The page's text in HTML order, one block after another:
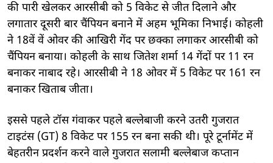
की पारी खेलकर आरसीबी को 5 विकेट से जीत दिलाने और
लगातार दूसरी बार चैंपियन बनाने में अहम भूमिका निभाई। कोहली
ने 18वें वें ओवर की आखिरी गेंद पर छक्का लगाकर आरसीबी को
चैंपियन बनाया। कोहली के साथ जितेश शर्मा 14 गेंदों पर 11 रन
बनाकर नाबाद रहे। आरसीबी ने 18 ओवर में 5 विकेट पर 161 रन
बनाकर खिताब जीता।
इससे पहले टॉस गंवाकर पहले बल्लेबाजी करने उतरी गुजरात
टाइटंस (GT) 8 विकेट पर 155 रन बना सकी थी। पूरे टूर्नामेंट में
बेहतरीन प्रदर्शन करने वाले गुजरात सलामी बल्लेबाज कप्तान